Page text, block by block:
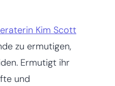
Kim Scott
zu ermutigen,
Ermutigt ihr
und